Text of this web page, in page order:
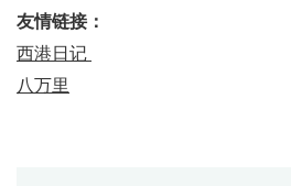
友情链接：
西港日记
八万里